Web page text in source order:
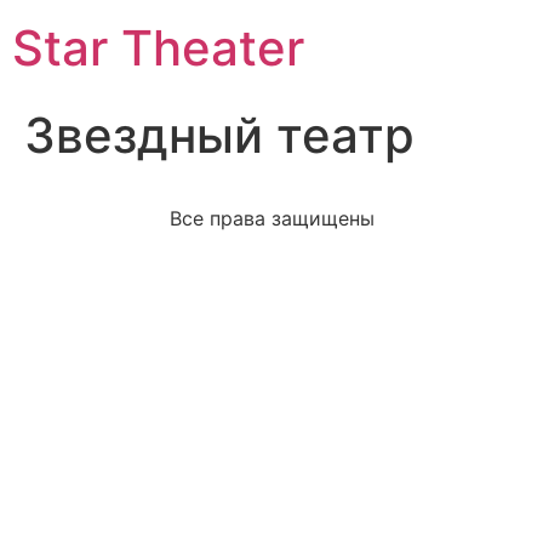
Star Theater
Звездный театр
Все права защищены